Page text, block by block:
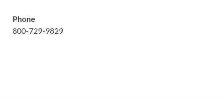
Phone
800-729-9829